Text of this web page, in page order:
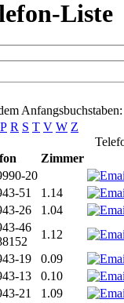
Liste
Anfangsbuchstaben:
P R S T V W Z
Zimmer
20
51 1.14
26 1.04
46
1.12
19 0.09
13 0.10
21 1.09